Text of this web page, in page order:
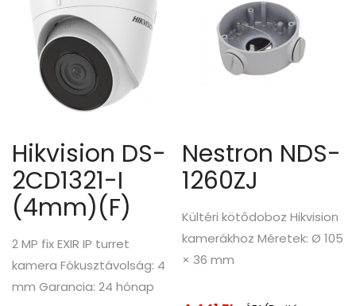
Hikvision DS-
2CD1321-I
(4mm)(F)
2 MP fix EXIR IP turret
kamera Fókusztávolság: 4
mm Garancia: 24 hónap
Nestron NDS-
1260ZJ
Kültéri kötődoboz Hikvision
kamerákhoz Méretek: Ø 105
× 36 mm